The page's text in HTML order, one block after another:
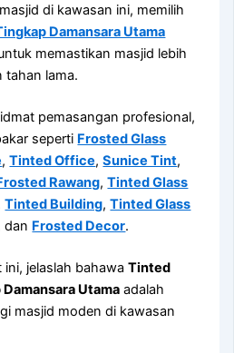
di kawasan ini, memilih
Damansara Utama
memastikan masjid lebih
tahan lama.
pemasangan profesional,
seperti Frosted Glass
,Tinted Office,Sunice Tint,
Rawang,Tinted Glass
Tinted Building,Tinted Glass
dan Frosted Decor.
ini, jelaslah bahawaTinted
Utama adalah
masjid moden di kawasan